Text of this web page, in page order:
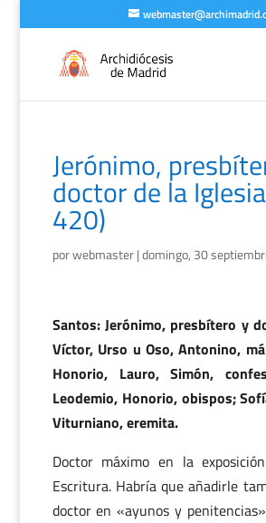
Jerónimo,
doctor de la
420)
porwebmaster|domingo, 30
Santos: Jerónimo, presbítero y
Víctor, Urso u Oso, Antonino,
Honorio, Lauro, Simón,
Leodemio, Honorio, obispos;
Viturniano, eremita.
Doctor máximo en la
Escritura. Habría que añadirle
doctor en «ayunos y